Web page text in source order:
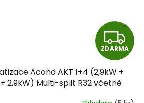
Z
D
ZDARMA
Acond AKT 1+4 (2,9kW +
+ 2,9kW) Multi-split R32 včetně